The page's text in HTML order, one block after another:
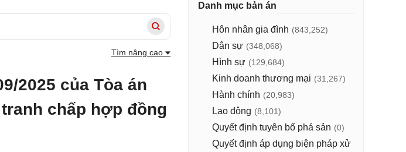
Tìm nâng cao
2025 của Tòa án
chấp hợp đồng
Danh mục bản án
Hôn nhân gia đình (843,252)
Dân sự (348,068)
Hình sự (129,684)
Kinh doanh thương mại (31,267)
Hành chính (20,983)
Lao động (8,101)
Quyết định tuyên bố phá sản (0)
Quyết định áp dụng biện pháp xử